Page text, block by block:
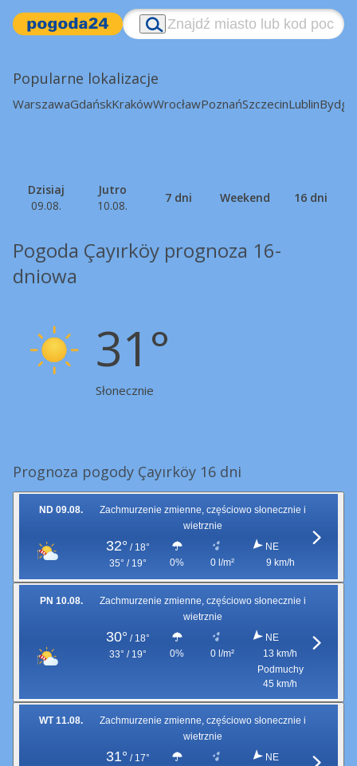
Popularne lokalizacje
WarszawaGdańskKrakówWrocławPoznańSzczecinLublin
Dzisiaj
09.08.
Jutro
10.08.
7 dni Weekend 16 dni
Pogoda Çayırköy prognoza 16-
dniowa
31°
Słonecznie
Prognoza pogody Çayırköy 16 dni
ND 09.08.
Zachmurzenie zmienne, częściowo słonecznie i
wietrznie
32° / 18°
35° / 19°
0% 0 l/m²
NE
9 km/h
PN 10.08.
Zachmurzenie zmienne, częściowo słonecznie i
wietrznie
30° / 18°
33° / 19°
0% 0 l/m²
NE
13 km/h
Podmuchy
45 km/h
WT 11.08.
Zachmurzenie zmienne, częściowo słonecznie i
wietrznie
31° / 17°
NE